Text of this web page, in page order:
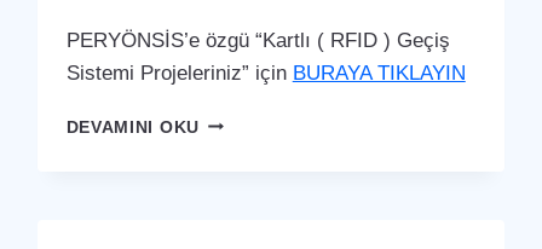
PERYÖNSİS’e özgü “Kartlı ( RFID ) Geçiş
Sistemi Projeleriniz” için BURAYA TIKLAYIN
DEVAMINI OKUTOMARZA